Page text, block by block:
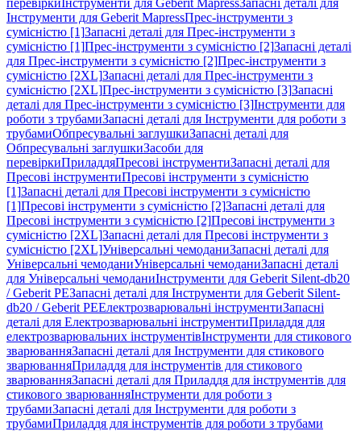
перевіркиІнструменти для Geberit MapressЗапасні деталі для
Інструменти для Geberit MapressПрес-інструменти з
сумісністю [1]Запасні деталі для Прес-інструменти з
сумісністю [1]Прес-інструменти з сумісністю [2]Запасні деталі
для Прес-інструменти з сумісністю [2]Прес-інструменти з
сумісністю [2XL]Запасні деталі для Прес-інструменти з
сумісністю [2XL]Прес-інструменти з сумісністю [3]Запасні
деталі для Прес-інструменти з сумісністю [3]Інструменти для
роботи з трубамиЗапасні деталі для Інструменти для роботи з
трубамиОбпресувальні заглушкиЗапасні деталі для
Обпресувальні заглушкиЗасоби для
перевіркиПриладдяПресові інструментиЗапасні деталі для
Пресові інструментиПресові інструменти з сумісністю
[1]Запасні деталі для Пресові інструменти з сумісністю
[1]Пресові інструменти з сумісністю [2]Запасні деталі для
Пресові інструменти з сумісністю [2]Пресові інструменти з
сумісністю [2XL]Запасні деталі для Пресові інструменти з
сумісністю [2XL]Універсальні чемоданиЗапасні деталі для
Універсальні чемоданиУніверсальні чемоданиЗапасні деталі
для Універсальні чемоданиІнструменти для Geberit Silent-db20
/ Geberit PEЗапасні деталі для Інструменти для Geberit Silent-
db20 / Geberit PEЕлектрозварювальні інструментиЗапасні
деталі для Електрозварювальні інструментиПриладдя для
електрозварювальних інструментівІнструменти для стикового
зварюванняЗапасні деталі для Інструменти для стикового
зварюванняПриладдя для інструментів для стикового
зварюванняЗапасні деталі для Приладдя для інструментів для
стикового зварюванняІнструменти для роботи з
трубамиЗапасні деталі для Інструменти для роботи з
трубамиПриладдя для інструментів для роботи з трубами